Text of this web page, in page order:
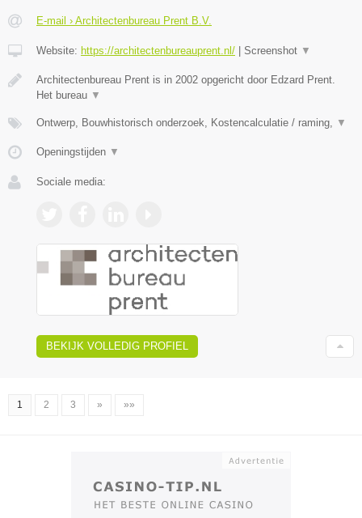
E-mail › Architectenbureau Prent B.V.
Website: https://architectenbureauprent.nl/ | Screenshot ▼
Architectenbureau Prent is in 2002 opgericht door Edzard Prent.
Het bureau ▼
Ontwerp, Bouwhistorisch onderzoek, Kostencalculatie / raming, ▼
Openingstijden ▼
Sociale media:
BEKIJK VOLLEDIG PROFIEL
1 2 3 » »»